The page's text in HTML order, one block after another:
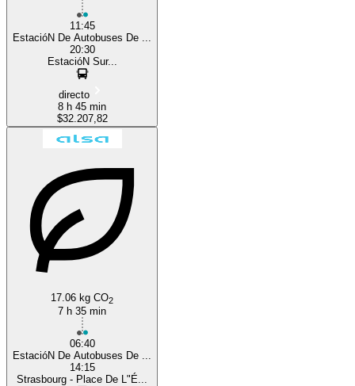
11:45
EstacióN De Autobuses De ...
20:30
EstacióN Sur...
directo
8 h 45 min
$32.207,82
17.06 kg CO2
7 h 35 min
06:40
EstacióN De Autobuses De ...
14:15
Strasbourg - Place De L"É...